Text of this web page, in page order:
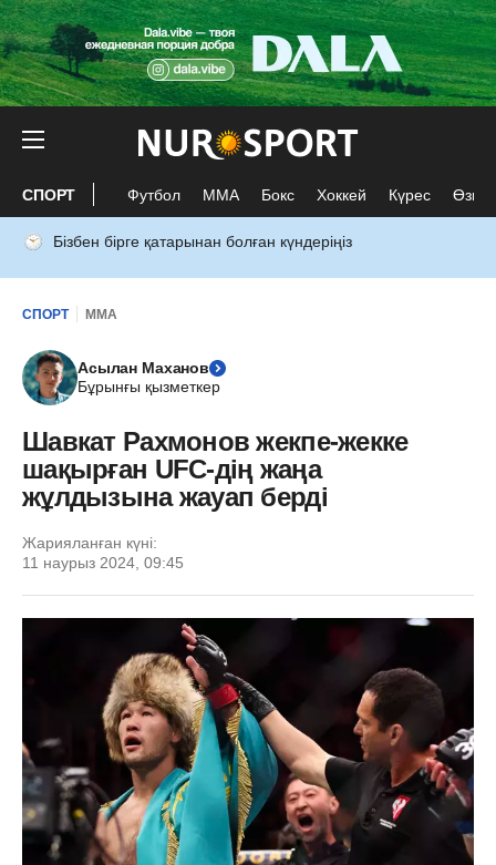
СПОРТ Футбол ММА Бокс Хоккей Күрес Өзге
Бізбен бірге қатарынан болған күндеріңіз
СПОРТ ММА
Асылан Маханов
Бұрынғы қызметкер
Шавкат Рахмонов жекпе-жекке
шақырған UFC-дің жаңа
жұлдызына жауап берді
Жарияланған күні:
11 наурыз 2024, 09:45